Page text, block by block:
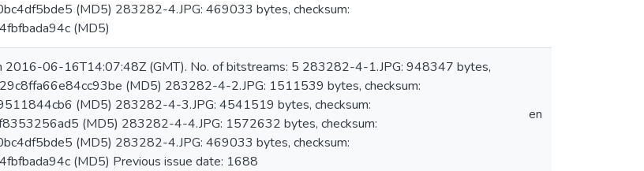
(MD5) 283282-4.JPG: 469033 bytes, checksum:
(MD5)
2016-06-16T14:07:48Z (GMT). No. of bitstreams: 5 283282-4-1.JPG: 948347 bytes,
(MD5) 283282-4-2.JPG: 1511539 bytes, checksum:
(MD5) 283282-4-3.JPG: 4541519 bytes, checksum:
(MD5) 283282-4-4.JPG: 1572632 bytes, checksum:
(MD5) 283282-4.JPG: 469033 bytes, checksum:
(MD5) Previous issue date: 1688
en